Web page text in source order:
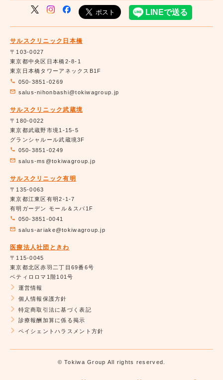
サルスクリニック日本橋
〒103-0027
東京都中央区日本橋2-8-1
東京日本橋タワーアネックスB1F
050-3851-0269
salus-nihonbashi@tokiwagroup.jp
サルスクリニック武蔵境
〒180-0022
東京都武蔵野市境1-15-5
グランシャルール武蔵境3F
050-3851-0249
salus-ms@tokiwagroup.jp
サルスクリニック有明
〒135-0063
東京都江東区有明2-1-7
有明ガーデン モール＆スパ1F
050-3851-0041
salus-ariake@tokiwagroup.jp
医療法人社団ときわ
〒115-0045
東京都北区赤羽二丁目69番6号
ベティロロマ1階101号
運営情報
個人情報保護方針
特定商取引法に基づく表記
診療報酬加算に係る掲示
ペイシェントハラスメント方針
© Tokiwa Group All rights reserved.